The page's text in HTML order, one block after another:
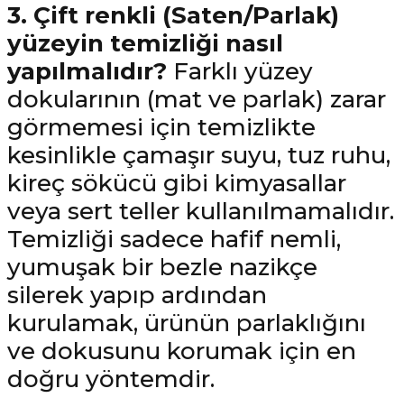
3. Çift renkli (Saten/Parlak)
yüzeyin temizliği nasıl
yapılmalıdır? Farklı yüzey
dokularının (mat ve parlak) zarar
görmemesi için temizlikte
kesinlikle çamaşır suyu, tuz ruhu,
kireç sökücü gibi kimyasallar
veya sert teller kullanılmamalıdır.
Temizliği sadece hafif nemli,
yumuşak bir bezle nazikçe
silerek yapıp ardından
kurulamak, ürünün parlaklığını
ve dokusunu korumak için en
doğru yöntemdir.